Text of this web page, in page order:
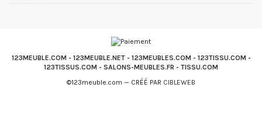
123MEUBLE.COM - 123MEUBLE.NET- 123MEUBLES.COM - 123TISSU.COM -
123TISSUS.COM - SALONS-MEUBLES.FR - TISSU.COM
©123meuble.com — CRÉÉ PAR CIBLEWEB